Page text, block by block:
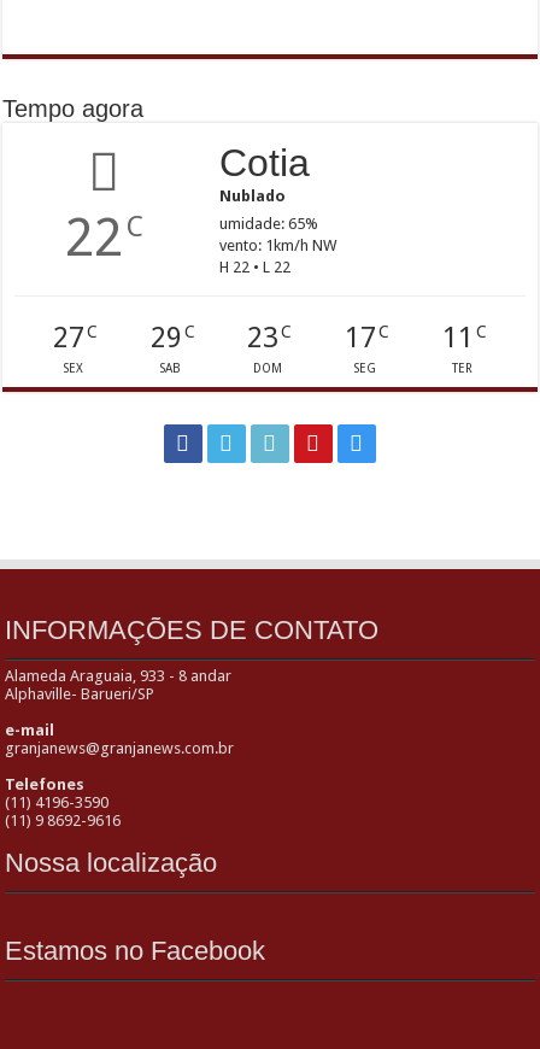
Tempo agora
22 C
Cotia
Nublado
umidade: 65%
vento: 1km/h NW
H 22 • L 22
27C
SEX
29C
SAB
23 C
DOM
17C
SEG
11 C
TER
INFORMAÇÕES DE CONTATO
Alameda Araguaia, 933 - 8 andar
Alphaville- Barueri/SP
e-mail
granjanews@granjanews.com.br
Telefones
(11) 4196-3590
(11) 9 8692-9616
Nossa localização
Estamos no Facebook